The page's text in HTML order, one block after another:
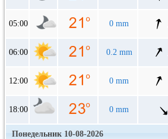
05:00 0 mm
06:00 0.2 mm
12:00 0 mm
18:00 0 mm
Понедельник 10-08-2026